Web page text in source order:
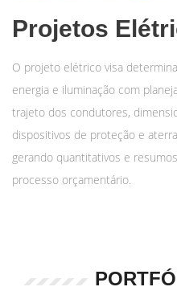
Projetos
O projeto elétrico visa
energia e iluminação com
trajeto dos condutores,
dispositivos de proteção e
gerando quantitativos e
processo orçamentário.